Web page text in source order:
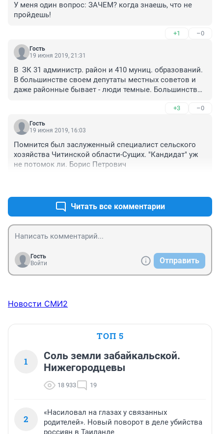
У меня один вопрос: ЗАЧЕМ? когда знаешь, что не
пройдешь!
+1 –0
Гость
19 июня 2019, 21:31
В  ЗК 31 администр. район и 410 муниц. образований.
В большинстве своем депутаты местных советов и
даже районные бывает - люди темные. Большинство
основном Едросы! Так что собрать подписи за
любого другого кандидата - проблемма та еще!
+3 –0
Гость
19 июня 2019, 16:03
Помнится был заслуженный специалист сельского
хозяйства Читинской области-Сущих. "Кандидат" уж
не потомок ли. Борис Петрович
Читать все комментарии
Гость
Войти
Отправить
Новости СМИ2
ТОП 5
1
Соль земли забайкальской.
Нижегородцевы
18 933 19
2
«Насиловал на глазах у связанных
родителей». Новый поворот в деле убийства
россиян в Таиланде